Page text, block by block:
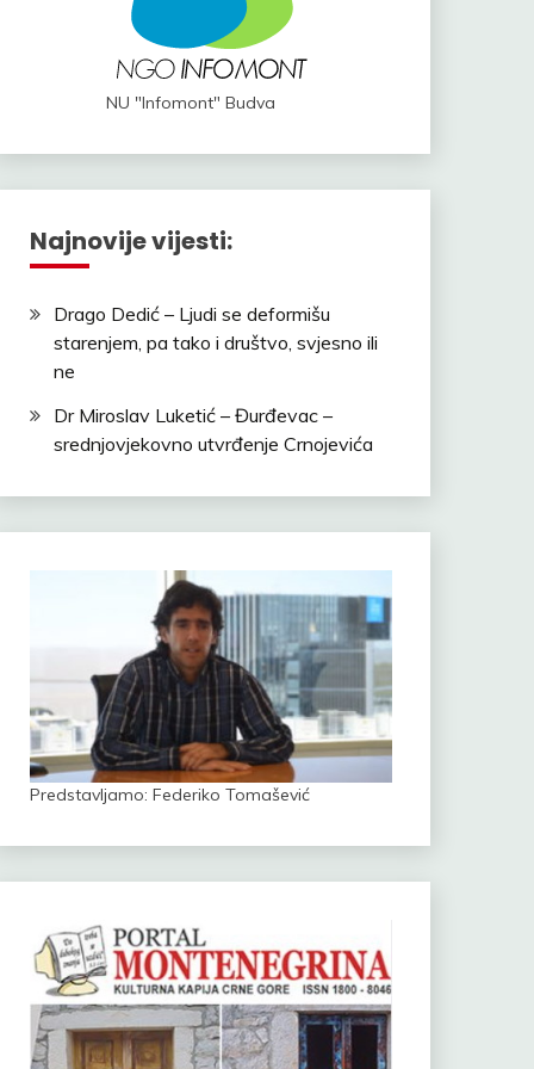
NU "Infomont" Budva
Najnovije vijesti:
Drago Dedić – Ljudi se deformišu
starenjem, pa tako i društvo, svjesno ili
ne
Dr Miroslav Luketić – Đurđevac –
srednjovjekovno utvrđenje Crnojevića
Predstavljamo: Federiko Tomašević